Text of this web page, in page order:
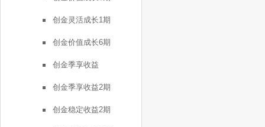
创金灵活成长1期
创金价值成长6期
创金季享收益
创金季享收益2期
创金稳定收益2期